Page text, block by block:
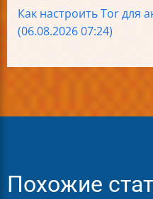
Как настроить Tor для
(06.08.2026 07:24)
Похожие